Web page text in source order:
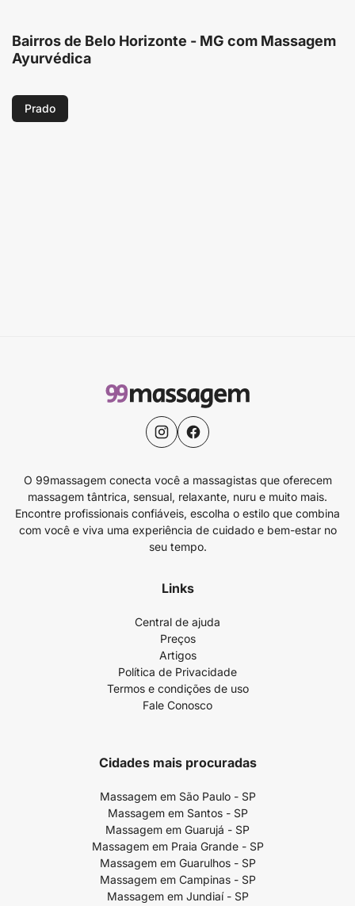
Bairros de Belo Horizonte - MG com Massagem
Ayurvédica
Prado
O 99massagem conecta você a massagistas que oferecem
massagem tântrica, sensual, relaxante, nuru e muito mais.
Encontre profissionais confiáveis, escolha o estilo que combina
com você e viva uma experiência de cuidado e bem-estar no
seu tempo.
Links
Central de ajuda
Preços
Artigos
Política de Privacidade
Termos e condições de uso
Fale Conosco
Cidades mais procuradas
Massagem em São Paulo - SP
Massagem em Santos - SP
Massagem em Guarujá - SP
Massagem em Praia Grande - SP
Massagem em Guarulhos - SP
Massagem em Campinas - SP
Massagem em Jundiaí - SP